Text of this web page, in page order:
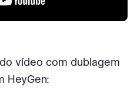
vídeo com dublagem
HeyGen: